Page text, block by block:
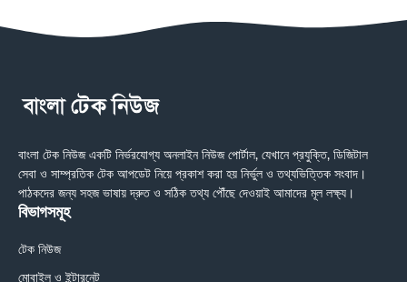
বাংলা টেক নিউজ একটি নির্ভরযোগ্য অনলাইন নিউজ পোর্টাল, যেখানে প্রযুক্তি, ডিজিটাল
সেবা ও সাম্প্রতিক টেক আপডেট নিয়ে প্রকাশ করা হয় নির্ভুল ও তথ্যভিত্তিক সংবাদ।
পাঠকদের জন্য সহজ ভাষায় দ্রুত ও সঠিক তথ্য পৌঁছে দেওয়াই আমাদের মূল লক্ষ্য।
বিভাগসমূহ
টেক নিউজ
মোবাইল ও ইন্টারনেট